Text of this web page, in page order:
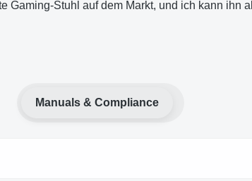
Gaming-Stuhl auf dem Markt, und ich kann ihn
Manuals & Compliance